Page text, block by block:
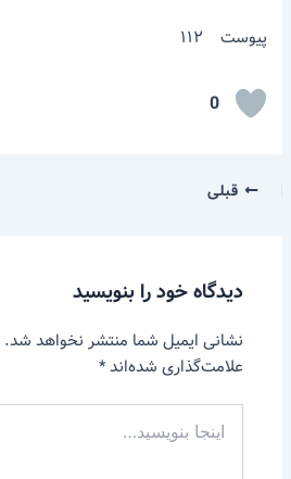
پیوست ۱۱۲
0
قبلی
دیدگاه‌ خود را بنویسید
نشانی ایمیل شما منتشر نخواهد شد.
علامت‌گذاری شده‌اند*
بنویسید…